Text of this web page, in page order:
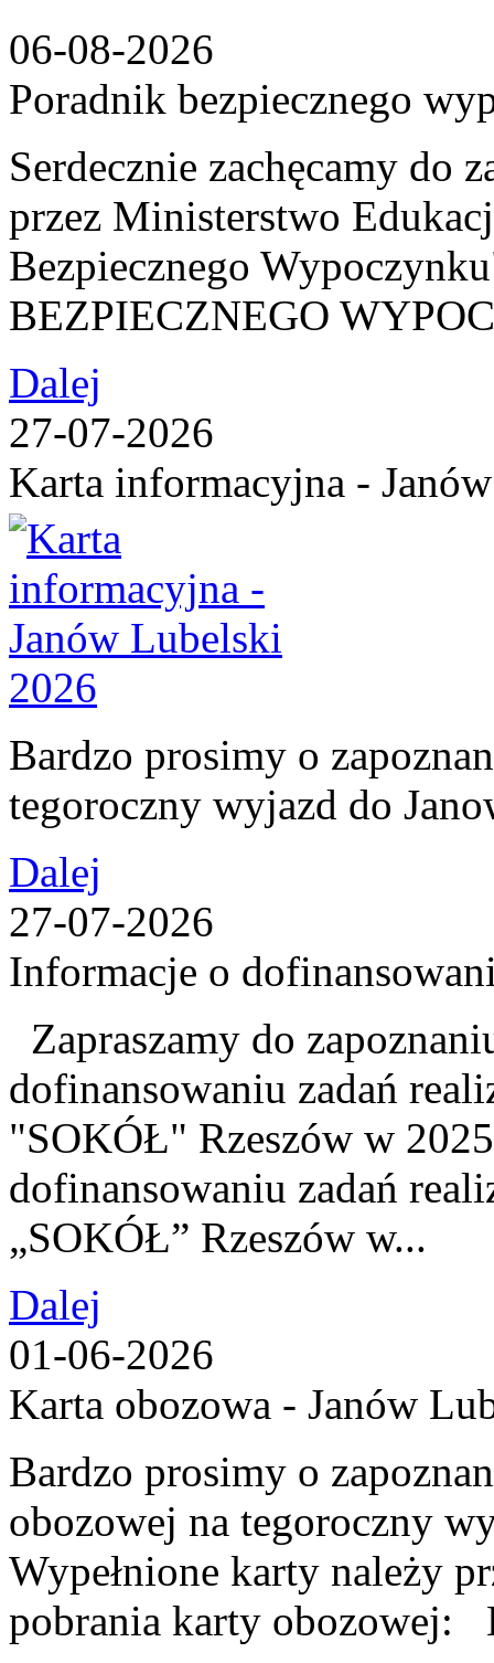
06-08-2026
Poradnik bezpiecznego
Serdecznie zachęcamy do
przez Ministerstwo
Bezpiecznego
BEZPIECZNEGO
Dalej
27-07-2026
Karta informacyjna -
Bardzo prosimy o
tegoroczny wyjazd do
Dalej
27-07-2026
Informacje o
Zapraszamy do
dofinansowaniu zadań
"SOKÓŁ" Rzeszów w
dofinansowaniu zadań
„SOKÓŁ” Rzeszów w...
Dalej
01-06-2026
Karta obozowa - Janów
Bardzo prosimy o
obozowej na tegoroczny
Wypełnione karty należy
pobrania karty obozowej: